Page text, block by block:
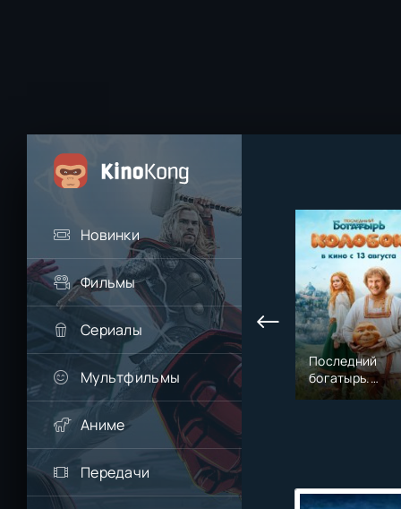
Новинки
Фильмы
Сериалы
Мультфильмы
Аниме
Передачи
Последний
богатырь.
Колобок